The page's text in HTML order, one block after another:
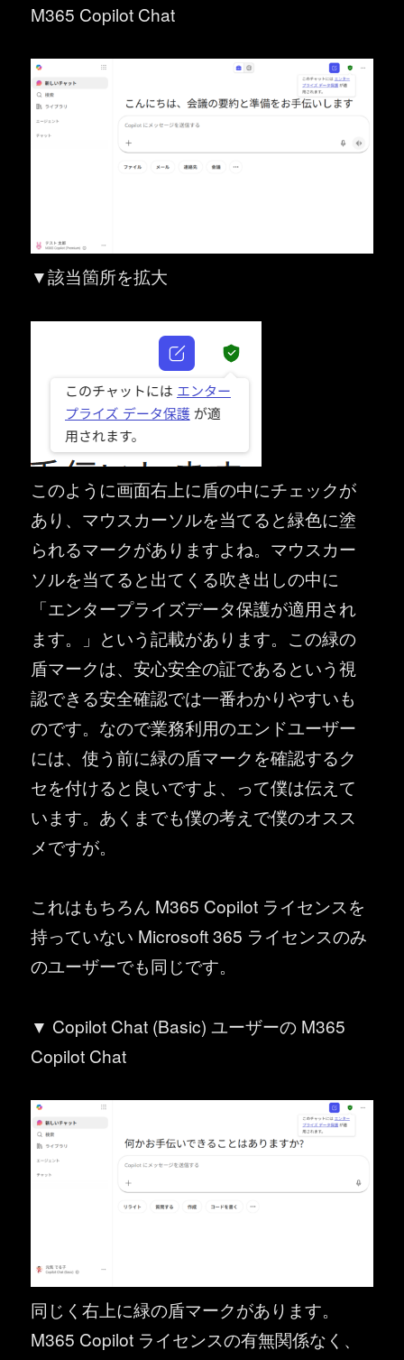
M365 Copilot Chat
▼該当箇所を拡大
このように画面右上に盾の中にチェックが
あり、マウスカーソルを当てると緑色に塗
られるマークがありますよね。マウスカー
ソルを当てると出てくる吹き出しの中に
「エンタープライズデータ保護が適用され
ます。」という記載があります。この緑の
盾マークは、安心安全の証であるという視
認できる安全確認では一番わかりやすいも
のです。なので業務利用のエンドユーザー
には、使う前に緑の盾マークを確認するク
セを付けると良いですよ、って僕は伝えて
います。あくまでも僕の考えで僕のオスス
メですが。
これはもちろん M365 Copilot ライセンスを
持っていない Microsoft 365 ライセンスのみ
のユーザーでも同じです。
▼ Copilot Chat (Basic) ユーザーの M365
Copilot Chat
同じく右上に緑の盾マークがあります。
M365 Copilot ライセンスの有無関係なく、